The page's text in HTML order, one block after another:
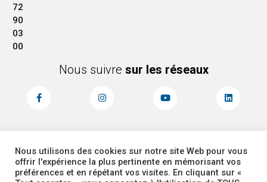
72
90
03
00
Nous suivre sur les réseaux
MENTIONS LÉGALES
PLAN DU SITE
ACCESSIBILITÉ
ADMINISTRATEUR
Nous utilisons des cookies sur notre site Web pour vous
offrir l'expérience la plus pertinente en mémorisant vos
préférences et en répétant vos visites. En cliquant sur «